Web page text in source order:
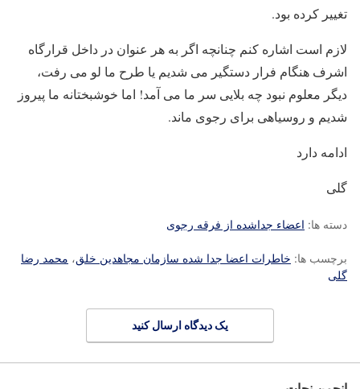
تغییر کرده بود.
لازم است اشاره کنم چنانچه اگر به هر عنوان در داخل قرارگاه
اشرف هنگام فرار دستگیر می شدیم یا طرح ما لو می رفت،
دیگر معلوم نبود چه بلایی سر ما می آمد! اما خوشبختانه ما پیروز
شدیم و روسیاهی برای رجوی ماند.
ادامه دارد
گلی
دسته ها: اعضاء جداشده از فرقه رجوی
برچسب ها: خاطرات اعضا جدا شده سازمان مجاهدین خلق، محمد رضا
گلی
یک دیدگاه ارسال کنید